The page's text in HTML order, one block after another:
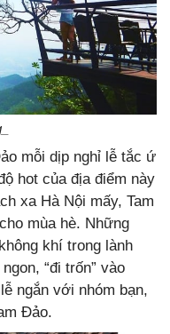
mỗi dịp nghỉ lễ tắc ứ
hot của địa điểm này
xa Hà Nội mấy, Tam
mùa hè. Những
khí trong lành
“đi trốn” vào
ngắn với nhóm bạn,
Đảo.